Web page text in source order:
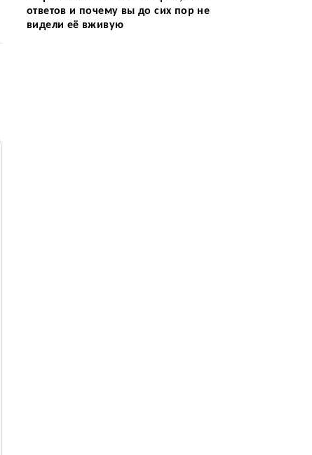
ответов и почему вы до сих пор не
видели её вживую